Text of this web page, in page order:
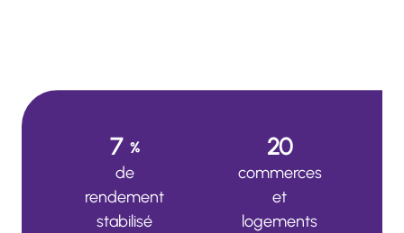
7 %
de
rendement
stabilisé
20
commerces
et
logements